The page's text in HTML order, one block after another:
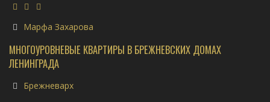
Марфа Захарова
МНОГОУРОВНЕВЫЕ КВАРТИРЫ В БРЕЖНЕВСКИХ ДОМАХ
ЛЕНИНГРАДА
Брежневарх